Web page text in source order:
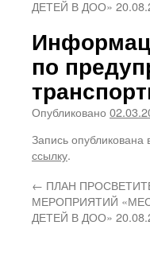
ДЕТЕЙ В ДОО»
по
Опубликовано
Запись опубликована
ссылку.
← ПЛАН
МЕРОПРИЯТИЙ
ДЕТЕЙ В ДОО»